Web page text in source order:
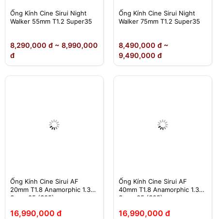
Ống Kính Cine Sirui Night
Walker 55mm T1.2 Super35
8,290,000 đ ~ 8,990,000
đ
Ống Kính Cine Sirui Night
Walker 75mm T1.2 Super35
8,490,000 đ ~
9,490,000 đ
Ống Kính Cine Sirui AF
20mm T1.8 Anamorphic 1.33X
Super35 (S35)
16,990,000 đ
Ống Kính Cine Sirui AF
40mm T1.8 Anamorphic 1.33X
Super35 (S35)
16,990,000 đ